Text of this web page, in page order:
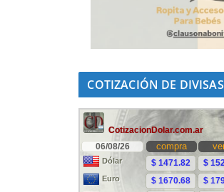
COTIZACIÓN DE DIVISAS